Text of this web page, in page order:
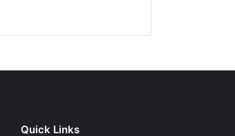
Quick Links